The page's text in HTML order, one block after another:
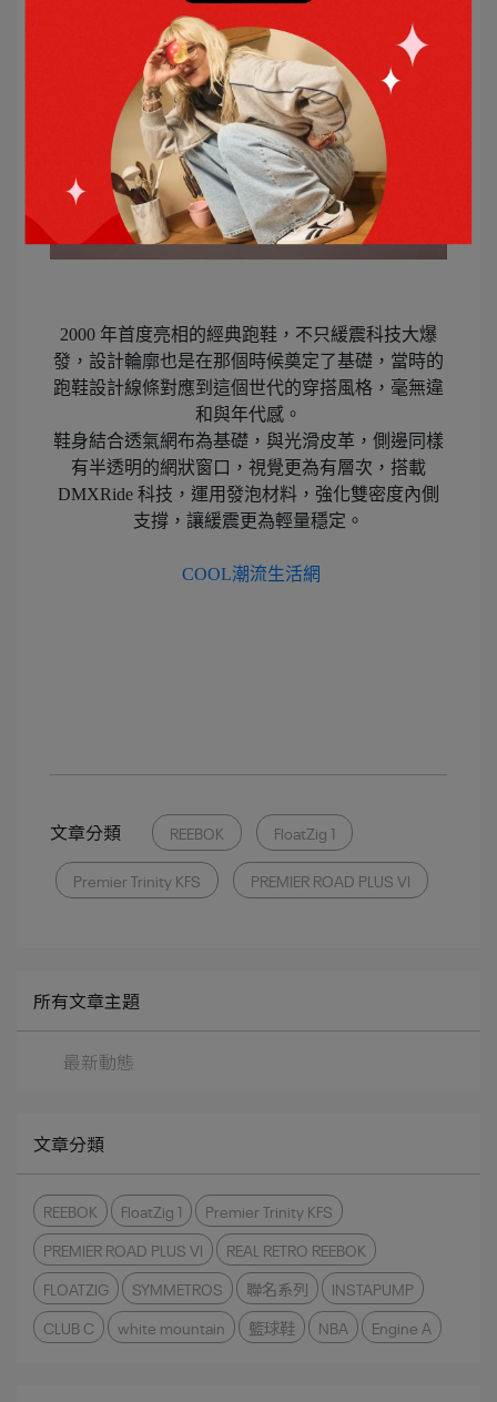
2000 年首度亮相的經典跑鞋，不只緩震科技大爆
發，設計輪廓也是在那個時候奠定了基礎，當時的
跑鞋設計線條對應到這個世代的穿搭風格，毫無違
和與年代感。
鞋身結合透氣網布為基礎，與光滑皮革，側邊同樣
有半透明的網狀窗口，視覺更為有層次，搭載
DMXRide 科技，運用發泡材料，強化雙密度內側
支撐，讓緩震更為輕量穩定。
COOL潮流生活網
文章分類 REEBOK FloatZig 1
Premier Trinity KFS PREMIER ROAD PLUS VI
所有文章主題
最新動態
文章分類
REEBOK FloatZig 1
Premier Trinity KFS
PREMIER ROAD PLUS VI
REAL RETRO REEBOK
FLOATZIG
SYMMETROS 聯名系列
INSTAPUMP
CLUB C
white mountain 籃球鞋 NBA Engine A